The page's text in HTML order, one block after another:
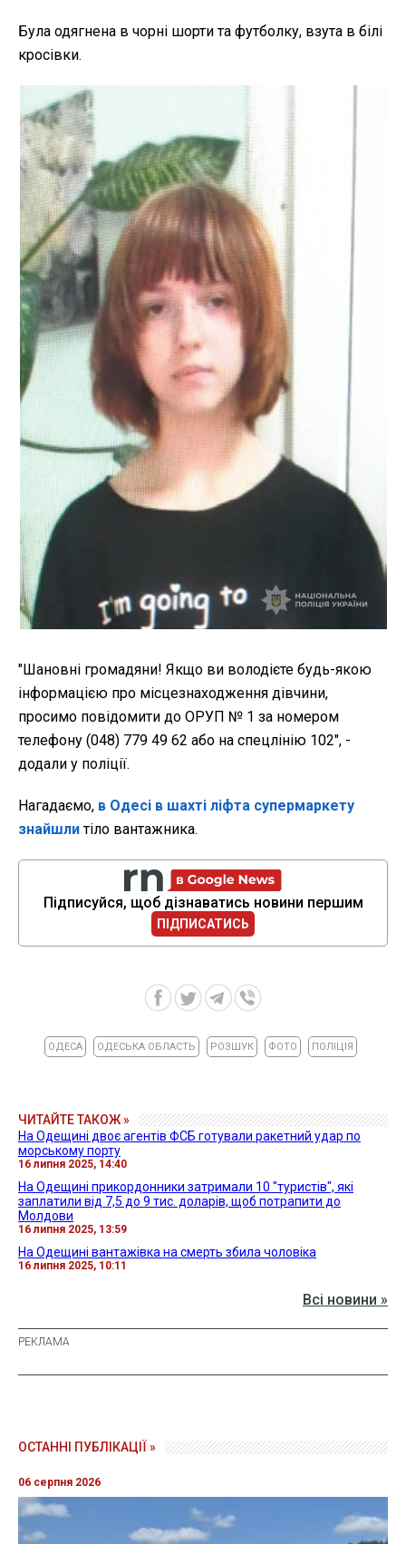
Була одягнена в чорні шорти та футболку, взута в білі
кросівки.
"Шановні громадяни! Якщо ви володієте будь-якою
інформацією про місцезнаходження дівчини,
просимо повідомити до ОРУП № 1 за номером
телефону (048) 779 49 62 або на спецлінію 102", -
додали у поліції.
Нагадаємо, в Одесі в шахті ліфта супермаркету
знайшлитіло вантажника.
Підписуйся, щоб дізнаватись новини першим
ПІДПИСАТИСЬ
ОДЕСА ОДЕСЬКА ОБЛАСТЬ РОЗШУК ФОТО ПОЛІЦІЯ
ЧИТАЙТЕ ТАКОЖ »
На Одещині двоє агентів ФСБ готували ракетний удар по
морському порту
16 липня 2025, 14:40
На Одещині прикордонники затримали 10 "туристів", які
заплатили від 7,5 до 9 тис. доларів, щоб потрапити до
Молдови
16 липня 2025, 13:59
На Одещині вантажівка на смерть збила чоловіка
16 липня 2025, 10:11
Всі новини »
ОСТАННІ ПУБЛІКАЦІЇ »
06 серпня 2026